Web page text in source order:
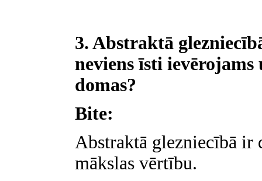
3. Abstraktā
neviens īsti
domas?
Bite:
Abstraktā glezniecībā ir
mākslas vērtību.